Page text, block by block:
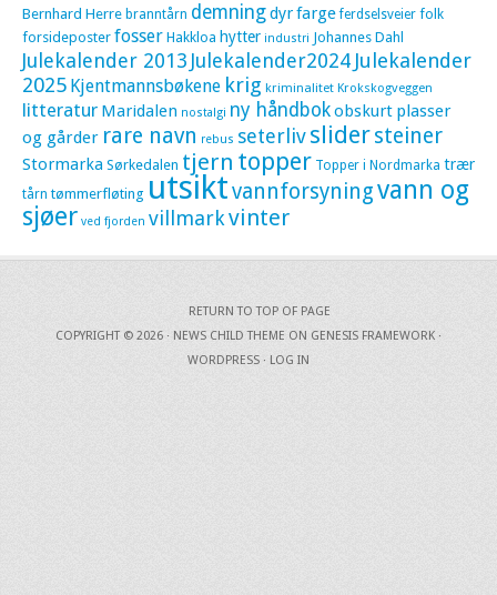
Bernhard Herre branntårn demningdyrfarge ferdselsveier folk
forsideposter fosser Hakkloa hytter industri Johannes Dahl
Julekalender 2013 Julekalender2024 Julekalender
2025 Kjentmannsbøkene krig kriminalitet Krokskogveggen
litteratur Maridalen nostalgi ny håndbokobskurt plasser
og gårder rare navn rebus seterlivslidersteiner
Stormarka Sørkedalen tjern topper Topper i Nordmarka trær
tårn tømmerfløting utsiktvannforsyningvann og
sjøer ved fjorden villmarkvinter
RETURN TO TOP OF PAGE
COPYRIGHT © 2026 · NEWS CHILD THEME ON GENESIS FRAMEWORK ·
WORDPRESS · LOG IN